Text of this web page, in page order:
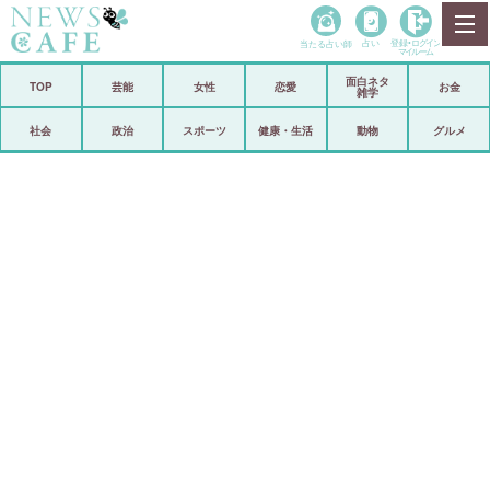
政治
当たる占い師 占い 登録• ログイン
マイルーム
TOP 芸能 女性 恋愛
面白ネタ
雑学
お金
社会 政治 スポーツ 健康・生活 動物 グルメ